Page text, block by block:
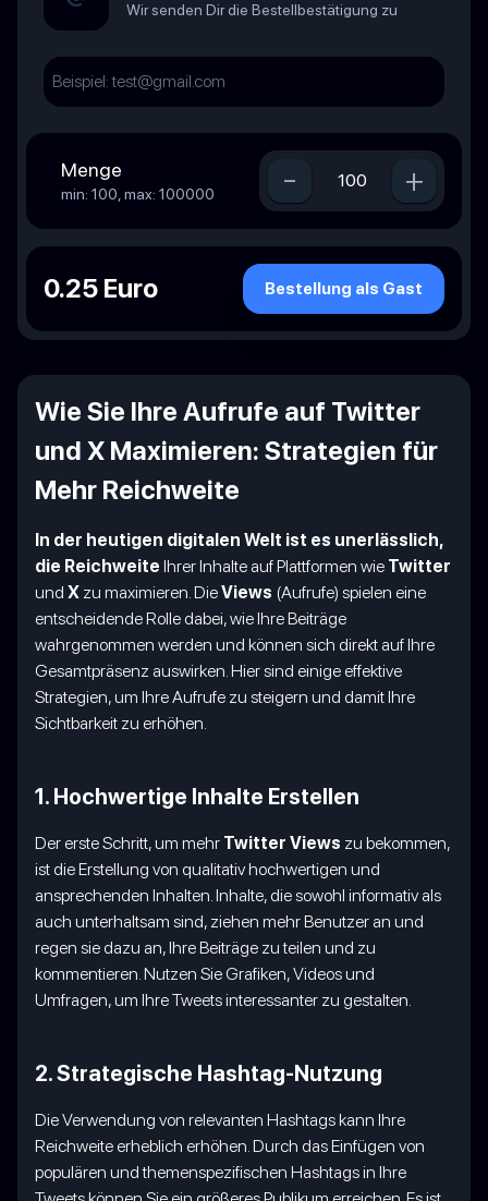
Wir senden Dir die Bestellbestätigung zu
Menge
min: 100, max: 100000 - +
0.25 Euro Bestellung als Gast
Wie Sie Ihre Aufrufe auf Twitter
und X Maximieren: Strategien für
Mehr Reichweite
In der heutigen digitalen Welt ist es unerlässlich,
die Reichweite Ihrer Inhalte auf Plattformen wie Twitter
und X zu maximieren. DieViews (Aufrufe) spielen eine
entscheidende Rolle dabei, wie Ihre Beiträge
wahrgenommen werden und können sich direkt auf Ihre
Gesamtpräsenz auswirken. Hier sind einige effektive
Strategien, um Ihre Aufrufe zu steigern und damit Ihre
Sichtbarkeit zu erhöhen.
1. Hochwertige Inhalte Erstellen
Der erste Schritt, um mehr Twitter Views zu bekommen,
ist die Erstellung von qualitativ hochwertigen und
ansprechenden Inhalten. Inhalte, die sowohl informativ als
auch unterhaltsam sind, ziehen mehr Benutzer an und
regen sie dazu an, Ihre Beiträge zu teilen und zu
kommentieren. Nutzen Sie Grafiken, Videos und
Umfragen, um Ihre Tweets interessanter zu gestalten.
2. Strategische Hashtag-Nutzung
Die Verwendung von relevanten Hashtags kann Ihre
Reichweite erheblich erhöhen. Durch das Einfügen von
populären und themenspezifischen Hashtags in Ihre